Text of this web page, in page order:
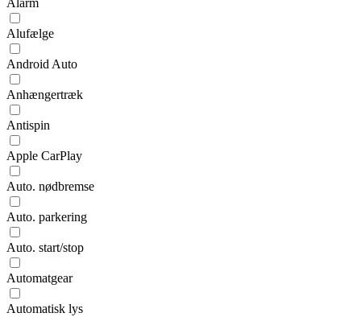
Alarm
Alufælge
Android Auto
Anhængertræk
Antispin
Apple CarPlay
Auto. nødbremse
Auto. parkering
Auto. start/stop
Automatgear
Automatisk lys